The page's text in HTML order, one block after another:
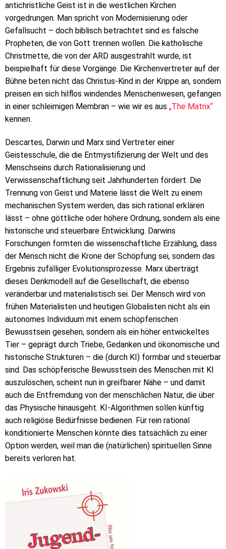
antichristliche Geist ist in die westlichen Kirchen
vorgedrungen. Man spricht von Modernisierung oder
Gefallsucht – doch biblisch betrachtet sind es falsche
Propheten, die von Gott trennen wollen. Die katholische
Christmette, die von der ARD ausgestrahlt wurde, ist
beispielhaft für diese Vorgänge. Die Kirchenvertreter auf der
Bühne beten nicht das Christus-Kind in der Krippe an, sondern
preisen ein sich hilflos windendes Menschenwesen, gefangen
in einer schleimigen Membran – wie wir es aus „The Matrix“
kennen.
Descartes, Darwin und Marx sind Vertreter einer
Geistesschule, die die Entmystifizierung der Welt und des
Menschseins durch Rationalisierung und
Verwissenschaftlichung seit Jahrhunderten fördert. Die
Trennung von Geist und Materie lässt die Welt zu einem
mechanischen System werden, das sich rational erklären
lässt – ohne göttliche oder höhere Ordnung, sondern als eine
historische und steuerbare Entwicklung. Darwins
Forschungen formten die wissenschaftliche Erzählung, dass
der Mensch nicht die Krone der Schöpfung sei, sondern das
Ergebnis zufälliger Evolutionsprozesse. Marx überträgt
dieses Denkmodell auf die Gesellschaft, die ebenso
veränderbar und materialistisch sei. Der Mensch wird von
frühen Materialisten und heutigen Globalisten nicht als ein
autonomes Individuum mit einem schöpferischen
Bewusstsein gesehen, sondern als ein höher entwickeltes
Tier – geprägt durch Triebe, Gedanken und ökonomische und
historische Strukturen – die (durch KI) formbar und steuerbar
sind. Das schöpferische Bewusstsein des Menschen mit KI
auszulöschen, scheint nun in greifbarer Nähe – und damit
auch die Entfremdung von der menschlichen Natur, die über
das Physische hinausgeht. KI-Algorithmen sollen künftig
auch religiöse Bedürfnisse bedienen. Für rein rational
konditionierte Menschen könnte dies tatsächlich zu einer
Option werden, weil man die (natürlichen) spirituellen Sinne
bereits verloren hat.